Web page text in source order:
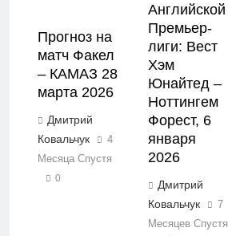
Прогноз на
матч Факел
– КАМАЗ 28
марта 2026
Дмитрий
Ковальчук
4
Месяца Спустя
0
Английской
Премьер-
лиги: Вест
Хэм
Юнайтед –
Ноттингем
Форест, 6
января
2026
Дмитрий
Ковальчук
7
Месяцев Спустя